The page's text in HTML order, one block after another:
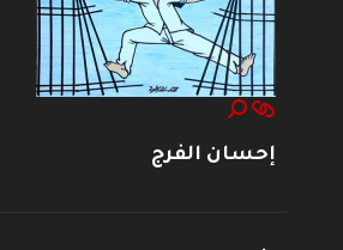
إحسان الفرج